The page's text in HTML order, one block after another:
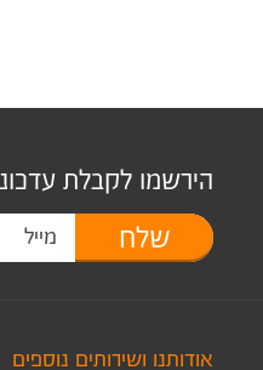
הירשמו לקבלת
שלח
אודותנו ושירותים נוספים